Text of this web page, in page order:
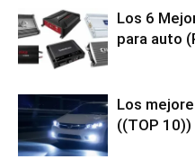
Los 6
para auto
Los
((TOP 10))